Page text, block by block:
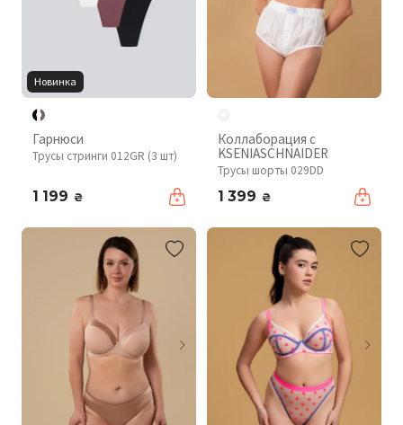
Новинка
Гарнюси
Трусы стринги 012GR (3 шт)
1 199 ₴
Коллаборация с
KSENIASCHNAIDER
Трусы шорты 029DD
1 399 ₴